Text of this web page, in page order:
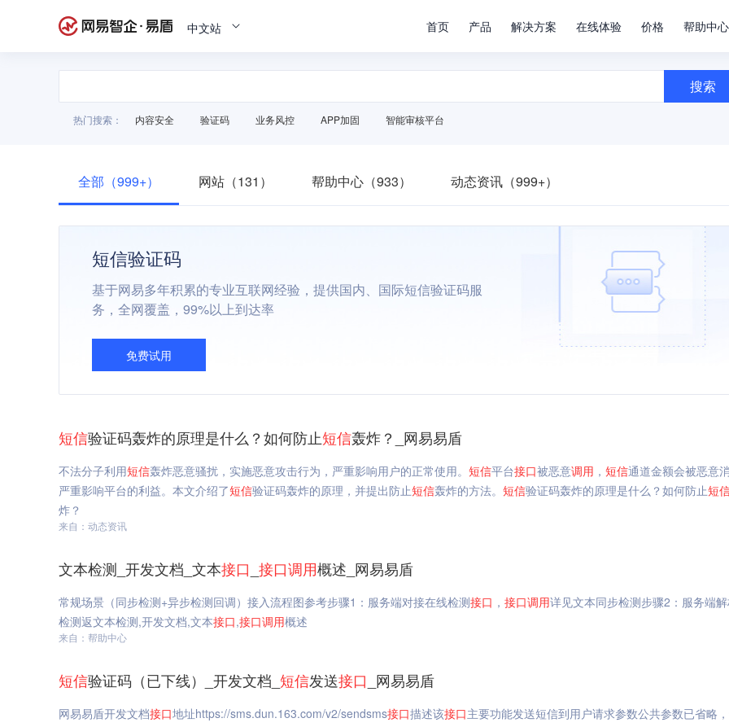
中文站 首页 产品 解决方案 在线体验 价格 帮助中心
搜索
热门搜索： 内容安全 验证码 业务风控 APP加固 智能审核平台
全部（999+） 网站（131） 帮助中心（933） 动态资讯（999+）
短信验证码
基于网易多年积累的专业互联网经验，提供国内、国际短信验证码服
务，全网覆盖，99%以上到达率
免费试用
短信验证码轰炸的原理是什么？如何防止短信轰炸？_网易易盾
不法分子利用短信轰炸恶意骚扰，实施恶意攻击行为，严重影响用户的正常使用。 短信平台接口被恶意调用 ， 短信通道金额会被恶意
严重影响平台的利益。本文介绍了短信验证码轰炸的原理，并提出防止短信轰炸的方法。 短信验证码轰炸的原理是什么？如何防止短
炸？
来自：动态资讯
文本检测_开发文档_文本接口 接口调用概述_网易易盾
常规场景（同步检测+异步检测回调）接入流程图参考步骤1：服务端对接在线检测接口 ， 接口调用详见文本同步检测步骤2：服务端
检测返文本检测,开发文档,文本接口,接口调用概述
来自：帮助中心
短信验证码（已下线）_开发文档_ 短信发送接口 _网易易盾
网易易盾开发文档接口地址https://sms.dun.163.com/v2/sendsms接口描述该接口主要功能发送短信到用户请求参数公共参数已省略